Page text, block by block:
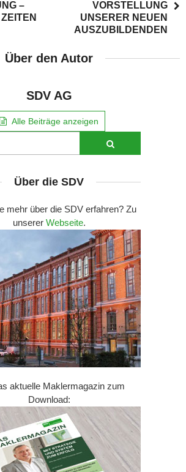
–
VORSTELLUNG
UNSERER NEUEN
AUSZUBILDENDEN
Über den Autor
SDV AG
Alle Beiträge anzeigen
Über die SDV
mehr über die SDV erfahren? Zu
unserer Webseite.
aktuelle Maklermagazin zum
Download: